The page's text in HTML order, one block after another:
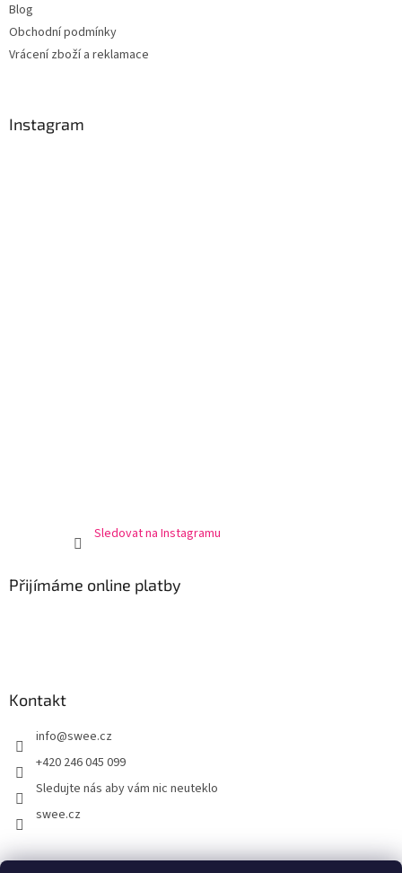
Blog
Obchodní podmínky
Vrácení zboží a reklamace
Instagram
Sledovat na Instagramu
Přijímáme online platby
Kontakt
info@swee.cz
+420 246 045 099
Sledujte nás aby vám nic neuteklo
swee.cz